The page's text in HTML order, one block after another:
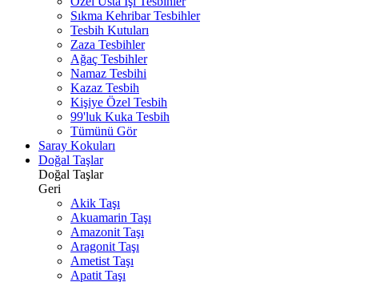
Sıkma Kehribar Tesbihler
Tesbih Kutuları
Zaza Tesbihler
Ağaç Tesbihler
Namaz Tesbihi
Kazaz Tesbih
Kişiye Özel Tesbih
99'luk Kuka Tesbih
Tümünü Gör
Saray Kokuları
Doğal Taşlar
Doğal Taşlar
Geri
Akik Taşı
Akuamarin Taşı
Amazonit Taşı
Aragonit Taşı
Ametist Taşı
Apatit Taşı